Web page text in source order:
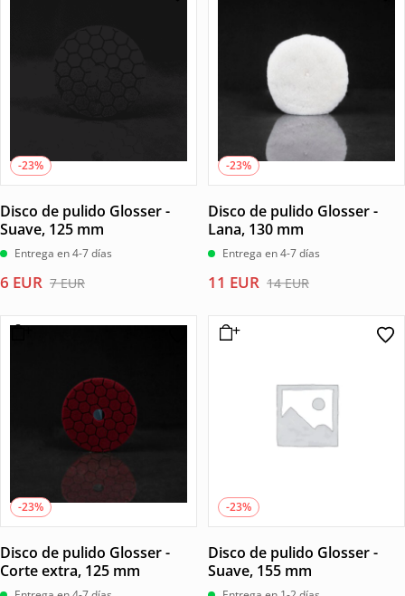
-23%
Disco de pulido Glosser -
Suave, 125 mm
Entrega en 4-7 días
7EUR
El
original
6 EUR
El
actual
-23%
Disco de pulido Glosser -
Lana, 130 mm
Entrega en 4-7 días
14EUR
El
original
era:
11 EUR
El
actual
es:
-23%
Disco de pulido Glosser -
Corte extra, 125 mm
-23%
Disco de pulido Glosser -
Suave, 155 mm